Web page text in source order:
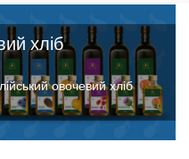
хліб
овочевий хліб